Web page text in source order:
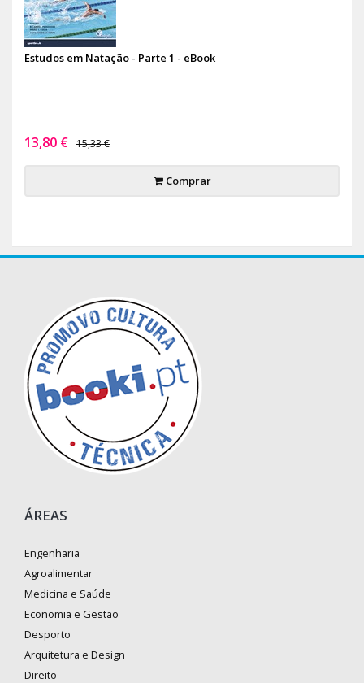
Estudos em Natação - Parte 1 - eBook
13,80 € 15,33 €
Comprar
ÁREAS
Engenharia
Agroalimentar
Medicina e Saúde
Economia e Gestão
Desporto
Arquitetura e Design
Direito